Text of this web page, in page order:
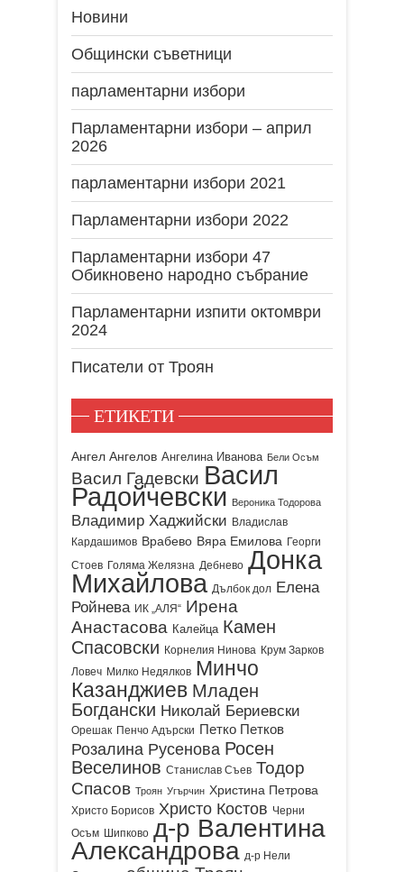
Новини
Общински съветници
парламентарни избори
Парламентарни избори – април
2026
парламентарни избори 2021
Парламентарни избори 2022
Парламентарни избори 47
Обикновено народно събрание
Парламентарни изпити октомври
2024
Писатели от Троян
ЕТИКЕТИ
Ангел Ангелов Ангелина Иванова Бели Осъм
Васил Гадевски Васил
Радойчевски Вероника Тодорова
Владимир Хаджийски Владислав
Кардашимов Врабево Вяра Емилова Георги
Стоев Голяма Желязна Дебнево Донка
Михайлова Дълбок дол Елена
Ройнева ИК „АЛЯ“ Ирена
Анастасова Калейца Камен
Спасовски Корнелия Нинова Крум Зарков
Ловеч Милко Недялков Минчо
Казанджиев Младен
Богдански Николай Бериевски
Орешак Пенчо Адърски Петко Петков
Розалина Русенова Росен
Веселинов Станислав Съев Тодор
Спасов Троян Угърчин Христина Петрова
Христо Борисов Христо Костов Черни
Осъм
Шипково д-р Валентина
Александрова д-р Нели